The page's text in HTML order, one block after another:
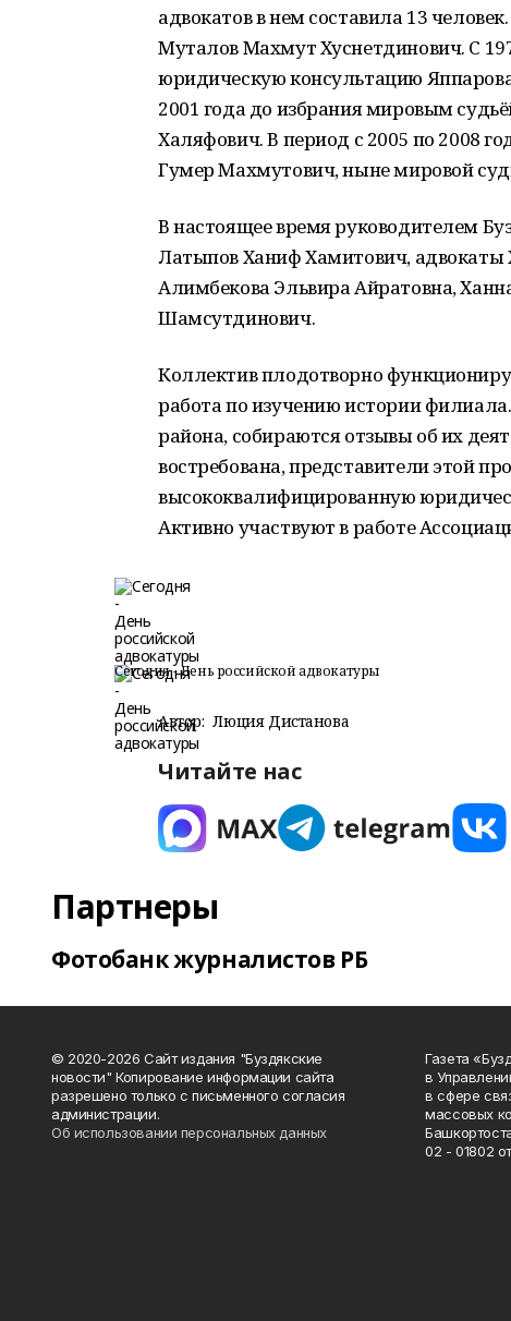
адвокатов в нем составила 13
Муталов Махмут Хуснетдинович. С
юридическую консультацию
2001 года до избрания мировым
Халяфович. В период с 2005 по 2008
Гумер Махмутович, ныне мировой
В настоящее время руководителем
Латыпов Ханиф Хамитович, адвокаты
Алимбекова Эльвира Айратовна,
Шамсутдинович.
Коллектив плодотворно
работа по изучению истории
района, собираются отзывы об их
востребована, представители этой
высококвалифицированную
Активно участвуют в работе
Сегодня - День российской адвокатуры
Автор: Люция Дистанова
Читайте нас
Партнеры
Фотобанк журналистов РБ
© 2020-2026 Сайт издания "Буздякские
новости" Копирование информации сайта
разрешено только с письменного согласия
администрации.
Об использовании персональных данных
Газета
в
в сфере
массовых
02 - 01802